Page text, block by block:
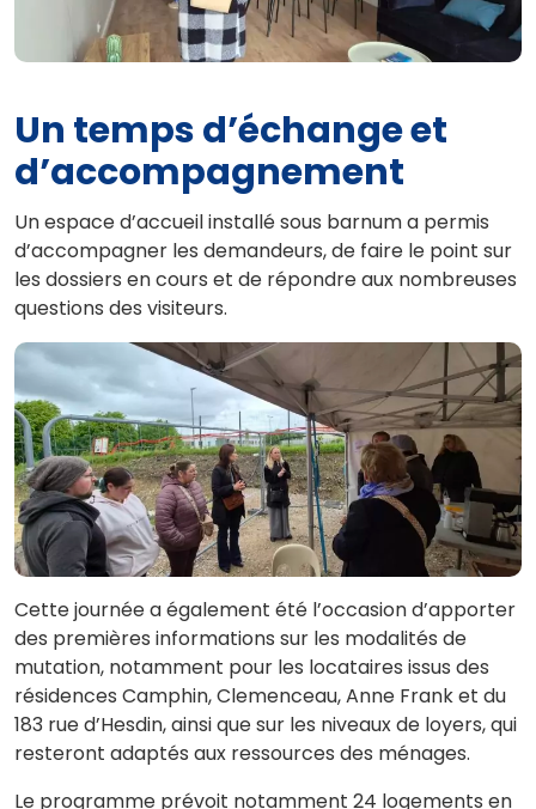
Un temps d’échange et
d’accompagnement
Un espace d’accueil installé sous barnum a permis
d’accompagner les demandeurs, de faire le point sur
les dossiers en cours et de répondre aux nombreuses
questions des visiteurs.
Cette journée a également été l’occasion d’apporter
des premières informations sur les modalités de
mutation, notamment pour les locataires issus des
résidences Camphin, Clemenceau, Anne Frank et du
183 rue d’Hesdin, ainsi que sur les niveaux de loyers, qui
resteront adaptés aux ressources des ménages.
Le programme prévoit notamment 24 logements en